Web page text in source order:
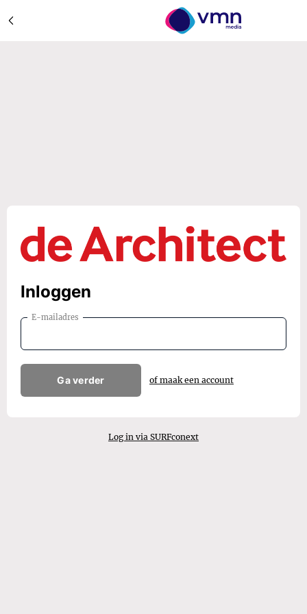
Inloggen
E-mailadres
Ga verder of maak een account
Log in via SURFconext